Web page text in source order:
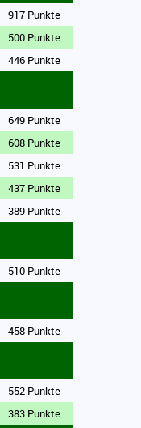
917 Punkte
500 Punkte
446 Punkte
649 Punkte
608 Punkte
531 Punkte
437 Punkte
389 Punkte
510 Punkte
458 Punkte
552 Punkte
383 Punkte